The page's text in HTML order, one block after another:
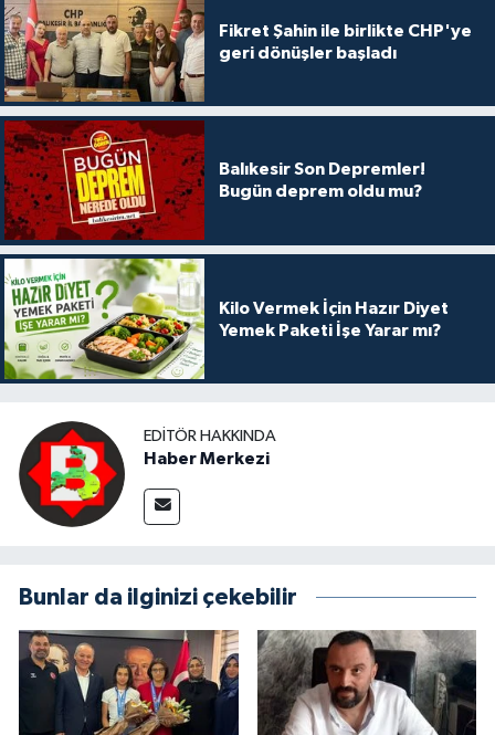
Fikret Şahin ile birlikte CHP'ye
geri dönüşler başladı
Balıkesir Son Depremler!
Bugün deprem oldu mu?
Kilo Vermek İçin Hazır Diyet
Yemek Paketi İşe Yarar mı?
EDITÖR HAKKINDA
Haber Merkezi
Bunlar da ilginizi çekebilir